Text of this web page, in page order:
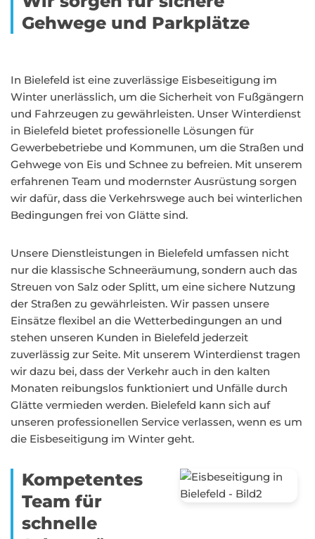
Gehwege und Parkplätze
In Bielefeld ist eine zuverlässige Eisbeseitigung im
Winter unerlässlich, um die Sicherheit von Fußgängern
und Fahrzeugen zu gewährleisten. Unser Winterdienst
in Bielefeld bietet professionelle Lösungen für
Gewerbebetriebe und Kommunen, um die Straßen und
Gehwege von Eis und Schnee zu befreien. Mit unserem
erfahrenen Team und modernster Ausrüstung sorgen
wir dafür, dass die Verkehrswege auch bei winterlichen
Bedingungen frei von Glätte sind.
Unsere Dienstleistungen in Bielefeld umfassen nicht
nur die klassische Schneeräumung, sondern auch das
Streuen von Salz oder Splitt, um eine sichere Nutzung
der Straßen zu gewährleisten. Wir passen unsere
Einsätze flexibel an die Wetterbedingungen an und
stehen unseren Kunden in Bielefeld jederzeit
zuverlässig zur Seite. Mit unserem Winterdienst tragen
wir dazu bei, dass der Verkehr auch in den kalten
Monaten reibungslos funktioniert und Unfälle durch
Glätte vermieden werden. Bielefeld kann sich auf
unseren professionellen Service verlassen, wenn es um
die Eisbeseitigung im Winter geht.
Kompetentes
Team für
schnelle